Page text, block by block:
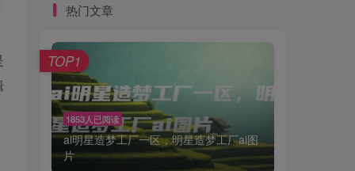
热门文章
1853人已阅读
ai明星造梦工厂一区，明星造梦工厂ai图
片
TOP1